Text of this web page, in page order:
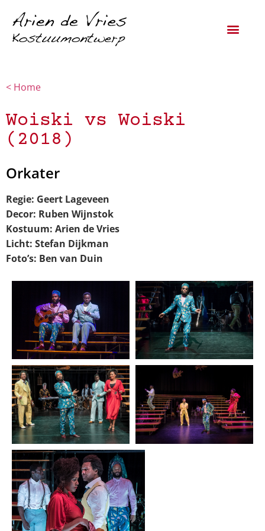
< Home
Woiski vs Woiski
(2018)
Orkater
Regie: ​Geert Lageveen
Decor: Ruben Wijnstok
Kostuum: Arien de Vries
Licht: Stefan Dijkman
Foto’s: Ben van Duin